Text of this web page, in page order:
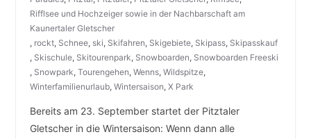
Rifflsee und Hochzeiger sowie in der Nachbarschaft am
Kaunertaler Gletscher
, rockt, Schnee, ski, Skifahren, Skigebiete, Skipass, Skipasskauf
, Skischule, Skitourenpark, Snowboarden, Snowboarden Freeski
, Snowpark, Tourengehen, Wenns, Wildspitze,
Winterfamilienurlaub, Wintersaison, X Park
Bereits am 23. September startet der Pitztaler
Gletscher in die Wintersaison: Wenn dann alle